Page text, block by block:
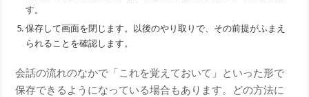
す。
保存して画面を閉じます。以後のやり取りで、その前提がふまえ
られることを確認します。
会話の流れのなかで「これを覚えておいて」といった形で
保存できるようになっている場合もあります。どの方法に